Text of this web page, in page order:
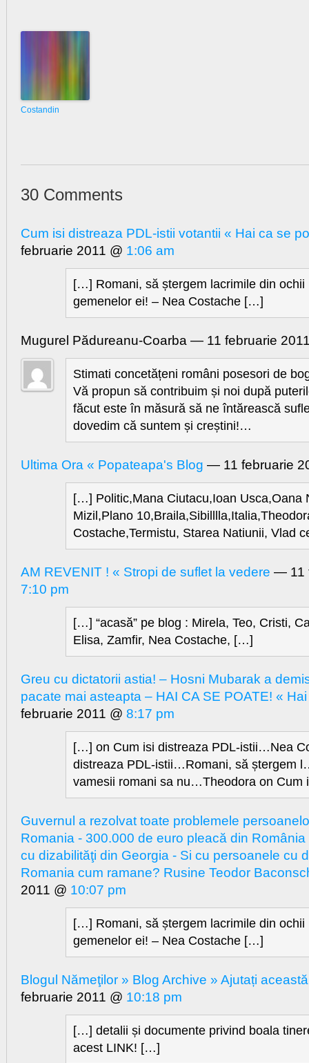
Costandin
30 Comments
Cum isi distreaza PDL-istii votantii « Hai ca se
februarie 2011 @ 1:06 am
[…] Romani, să ștergem lacrimile din ochii
gemenelor ei! – Nea Costache […]
Mugurel Pădureanu-Coarba — 11 februarie
Stimati concetățeni români posesori de
Vă propun să contribuim și noi după
făcut este în măsură să ne întărească
dovedim că suntem și creștini!…
Ultima Ora « Popateapa's Blog — 11 februarie
[…] Politic,Mana Ciutacu,Ioan Usca,Oana
Mizil,Plano
Costache,Termistu, Starea Natiunii, Vlad
AM REVENIT ! « Stropi de suflet la vedere — 11
7:10 pm
[…] “acasă” pe blog : Mirela, Teo, Cristi,
Elisa, Zamfir, Nea Costache, […]
Greu cu dictatorii astia! – Hosni Mubarak a
pacate mai asteapta – HAI CA SE POATE! «
februarie 2011 @ 8:17 pm
[…] on Cum isi distreaza PDL-istii…Nea
distreaza PDL-istii…Romani, să ștergem
vamesii romani sa nu…Theodora on
Guvernul a rezolvat toate problemele
Romania - 300.000 de euro pleacă din
cu dizabilităţi din Georgia - Si cu persoanele cu
Romania cum ramane? Rusine Teodor
2011 @ 10:07 pm
[…] Romani, să ștergem lacrimile din ochii
gemenelor ei! – Nea Costache […]
Blogul Nămeţilor » Blog Archive » Ajutați
februarie 2011 @ 10:18 pm
[…] detalii și documente privind boala
acest LINK! […]